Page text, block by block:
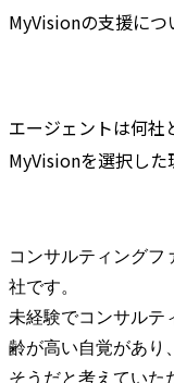
MyVisionの支援につ
エージェントは何社
MyVisionを選択し
コンサルティングフ
社です。
未経験でコンサルテ
齢が高い自覚があり
そうだと考えていた